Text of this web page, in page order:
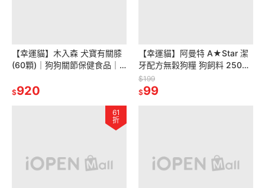
【幸運貓】木入森 犬寶有關膝
(60顆)｜狗狗關節保健食品｜
予狗關節保護力
$920
【幸運貓】阿曼特 A★Star 潔
牙配方無穀狗糧 狗飼料 250g
雞肉 牛肉 鮭魚 鱈魚
$199
$99
61
折